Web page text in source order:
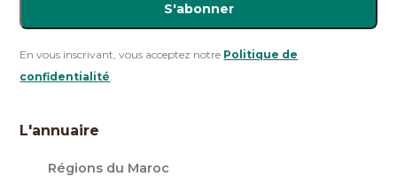
S'abonner
En vous inscrivant, vous acceptez notre Politique de
confidentialité.
L'annuaire
Régions du Maroc